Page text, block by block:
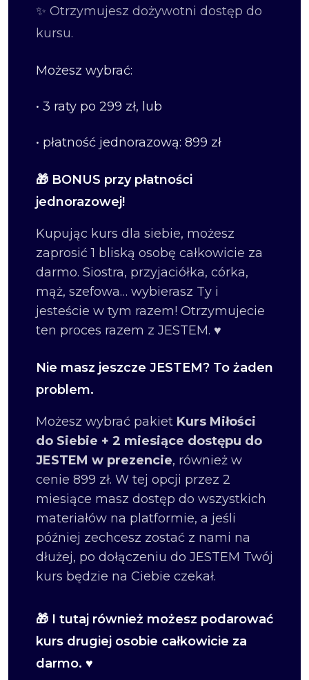
✨ Otrzymujesz dożywotni dostęp do
kursu.
Możesz wybrać:
• 3 raty po 299 zł, lub
• płatność jednorazową: 899 zł
🎁 BONUS przy płatności
jednorazowej!
Kupując kurs dla siebie, możesz
zaprosić 1 bliską osobę całkowicie za
darmo. Siostra, przyjaciółka, córka,
mąż, szefowa… wybierasz Ty i
jesteście w tym razem! Otrzymujecie
ten proces razem z JESTEM. ♥
Nie masz jeszcze JESTEM? To żaden
problem.
Możesz wybrać pakiet Kurs Miłości
do Siebie + 2 miesiące dostępu do
JESTEM w prezencie, również w
cenie 899 zł. W tej opcji przez 2
miesiące masz dostęp do wszystkich
materiałów na platformie, a jeśli
później zechcesz zostać z nami na
dłużej, po dołączeniu do JESTEM Twój
kurs będzie na Ciebie czekał.
🎁 I tutaj również możesz podarować
kurs drugiej osobie całkowicie za
darmo. ♥